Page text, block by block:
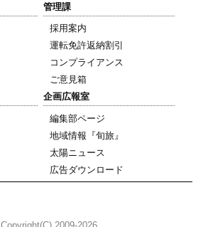
管理課
採用案内
運転免許返納割引
コンプライアンス
ご意見箱
企画広報室
編集部ページ
地域情報『旬旅』
太陽ニュース
広告ダウンロード